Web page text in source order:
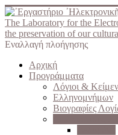
The Laboratory for the
the preservation of our
Εναλλαγή πλοήγησης
Αρχική
Προγράμματα
Λόγιοι &
Ελληνομνήμων
Βιογραφίες